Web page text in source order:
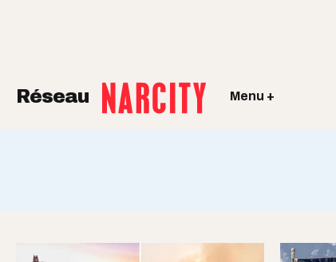
Réseau Menu +